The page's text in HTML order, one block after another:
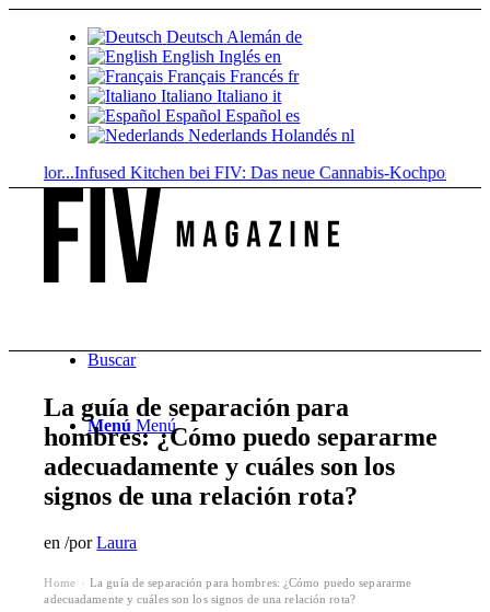
Deutsch Alemán de
English Inglés en
Français Francés fr
Italiano Italiano it
Español Español es
Nederlands Holandés nl
Infused Kitchen bei FIV: Das neue Cannabis-Kochportal
Buscar
Menú Menú
La guía de separación para
hombres: ¿Cómo puedo separarme
adecuadamente y cuáles son los
signos de una relación rota?
en/porLaura
Home
La guía de separación para hombres: ¿Cómo puedo separarme
adecuadamente y cuáles son los signos de una relación rota?